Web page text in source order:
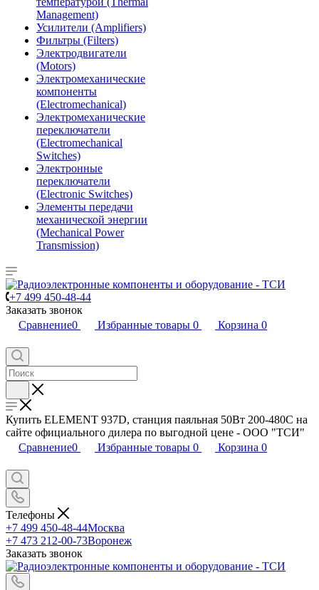
Management)
Усилители (Amplifiers)
Фильтры (Filters)
Электродвигатели
(Motors)
Электромеханические
компоненты
(Electromechanical)
Электромеханические
переключатели
(Electromechanical
Switches)
Электронные
переключатели
(Electronic Switches)
Элементы передачи
механической энергии
(Mechanical Power
Transmission)
+7 499 450-48-44
Заказать звонок
Сравнение0 Избранные товары 0 Корзина 0
Купить ELEMENT 937D, станция паяльная 50Вт 200-480C на
сайте официального дилера по выгодной цене - ООО "ТСИ"
Сравнение0 Избранные товары 0 Корзина 0
Телефоны
+7 499 450-48-44Москва
+7 473 212-00-73Воронеж
Заказать звонок